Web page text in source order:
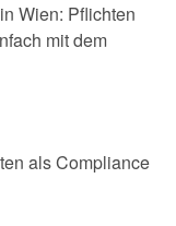
Wien: Pflichten
mit dem